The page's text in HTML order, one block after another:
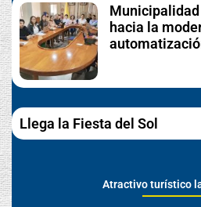
Municipalidad
hacia la
Llega la Fiesta del Sol
Atractivo turístico